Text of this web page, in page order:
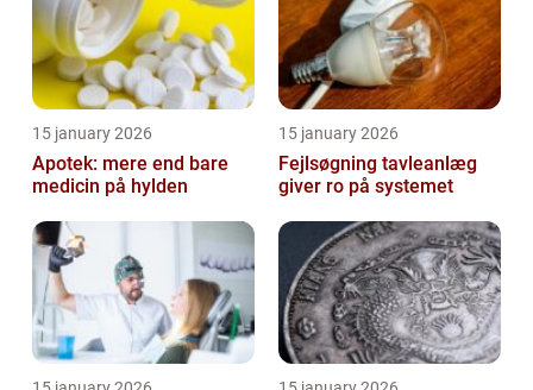
15 january 2026
Apotek: mere end bare
medicin på hylden
15 january 2026
Fejlsøgning tavleanlæg
giver ro på systemet